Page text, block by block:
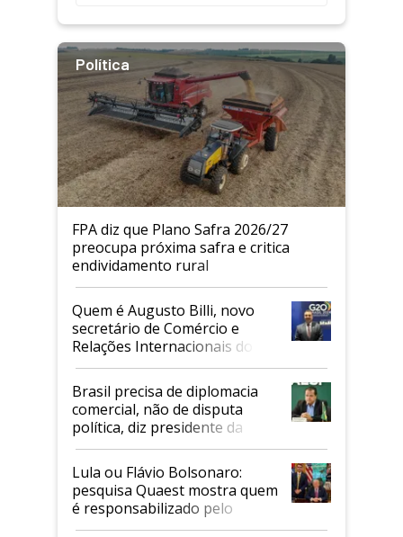
Política
FPA diz que Plano Safra 2026/27
preocupa próxima safra e critica
endividamento rural
Quem é Augusto Billi, novo
secretário de Comércio e
Relações Internacionais do
Mapa
Brasil precisa de diplomacia
comercial, não de disputa
política, diz presidente da
Faesp
Lula ou Flávio Bolsonaro:
pesquisa Quaest mostra quem
é responsabilizado pelo
tarifaço dos EUA